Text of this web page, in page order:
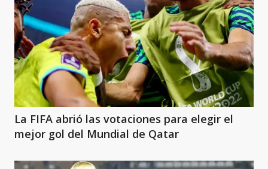
La FIFA abrió las votaciones para elegir el
mejor gol del Mundial de Qatar